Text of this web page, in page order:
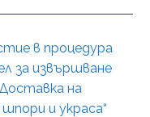
в процедура
за извършване
на
и украса“